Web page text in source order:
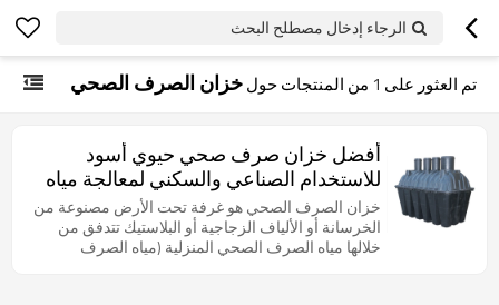
الرجاء إدخال مصطلح البحث
تم العثور على 1 من المنتجات حولخزان الصرف الصحي
أفضل خزان صرف صحي حيوي أسود
للاستخدام الصناعي والسكني لمعالجة مياه
الصرف الصحي
خزان الصرف الصحي هو غرفة تحت الأرض مصنوعة من
الخرسانة أو الألياف الزجاجية أو البلاستيك تتدفق من
خلالها مياه الصرف الصحي المنزلية (مياه الصرف